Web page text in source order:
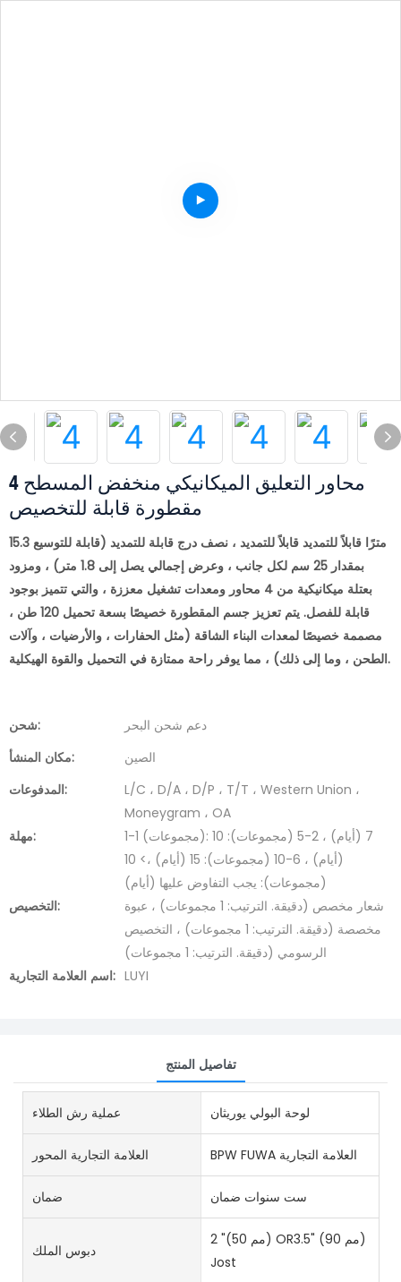
4 محاور التعليق الميكانيكي منخفض المسطح
مقطورة قابلة للتخصيص
15.3 مترًا قابلاً للتمديد قابلاً للتمديد ، نصف درج قابلة للتمديد (قابلة للتوسيع
بمقدار 25 سم لكل جانب ، وعرض إجمالي يصل إلى 1.8 متر) ، ومزود
بعتلة ميكانيكية من 4 محاور ومعدات تشغيل معززة ، والتي تتميز بوجود
قابلة للفصل. يتم تعزيز جسم المقطورة خصيصًا بسعة تحميل 120 طن ،
مصممة خصيصًا لمعدات البناء الشاقة (مثل الحفارات ، والأرضيات ، وآلات
الطحن ، وما إلى ذلك) ، مما يوفر راحة ممتازة في التحميل والقوة الهيكلية.
شحن:
دعم شحن البحر
مكان المنشأ:
الصين
المدفوعات:
L/C ، D/A ، D/P ، T/T ، Western Union ،
Moneygram ، OA
مهلة:
1-1 (مجموعات): 7 (أيام) ، 2-5 (مجموعات): 10
(أيام) ، 6-10 (مجموعات): 15 (أيام) ،> 10
(مجموعات): يجب التفاوض عليها (أيام)
التخصيص:
شعار مخصص (دقيقة. الترتيب: 1 مجموعات) ، عبوة
مخصصة (دقيقة. الترتيب: 1 مجموعات) ، التخصيص
الرسومي (دقيقة. الترتيب: 1 مجموعات)
اسم العلامة التجارية: LUYI
تفاصيل المنتج
عملية رش الطلاء لوحة البولي يوريثان
العلامة التجارية المحور BPW FUWA العلامة التجارية
ضمان ست سنوات ضمان
دبوس الملك
2 "(50 مم) OR3.5" (90 مم)
Jost